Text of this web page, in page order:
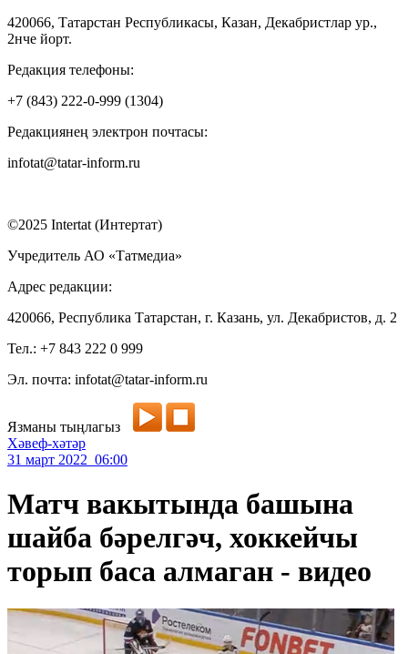
420066, Татарстан Республикасы, Казан, Декабристлар ур.,
2нче йорт.
Редакция телефоны:
+7 (843) 222-0-999 (1304)
Редакциянең электрон почтасы:
infotat@tatar-inform.ru
©2025 Intertat (Интертат)
Учредитель АО «Татмедиа»
Адрес редакции:
420066, Республика Татарстан, г. Казань, ул. Декабристов, д. 2
Тел.: +7 843 222 0 999
Эл. почта: infotat@tatar-inform.ru
Язманы тыңлагыз
Хәвеф-хәтәр
31 март 2022 06:00
Матч вакытында башына
шайба бәрелгәч, хоккейчы
торып баса алмаган - видео